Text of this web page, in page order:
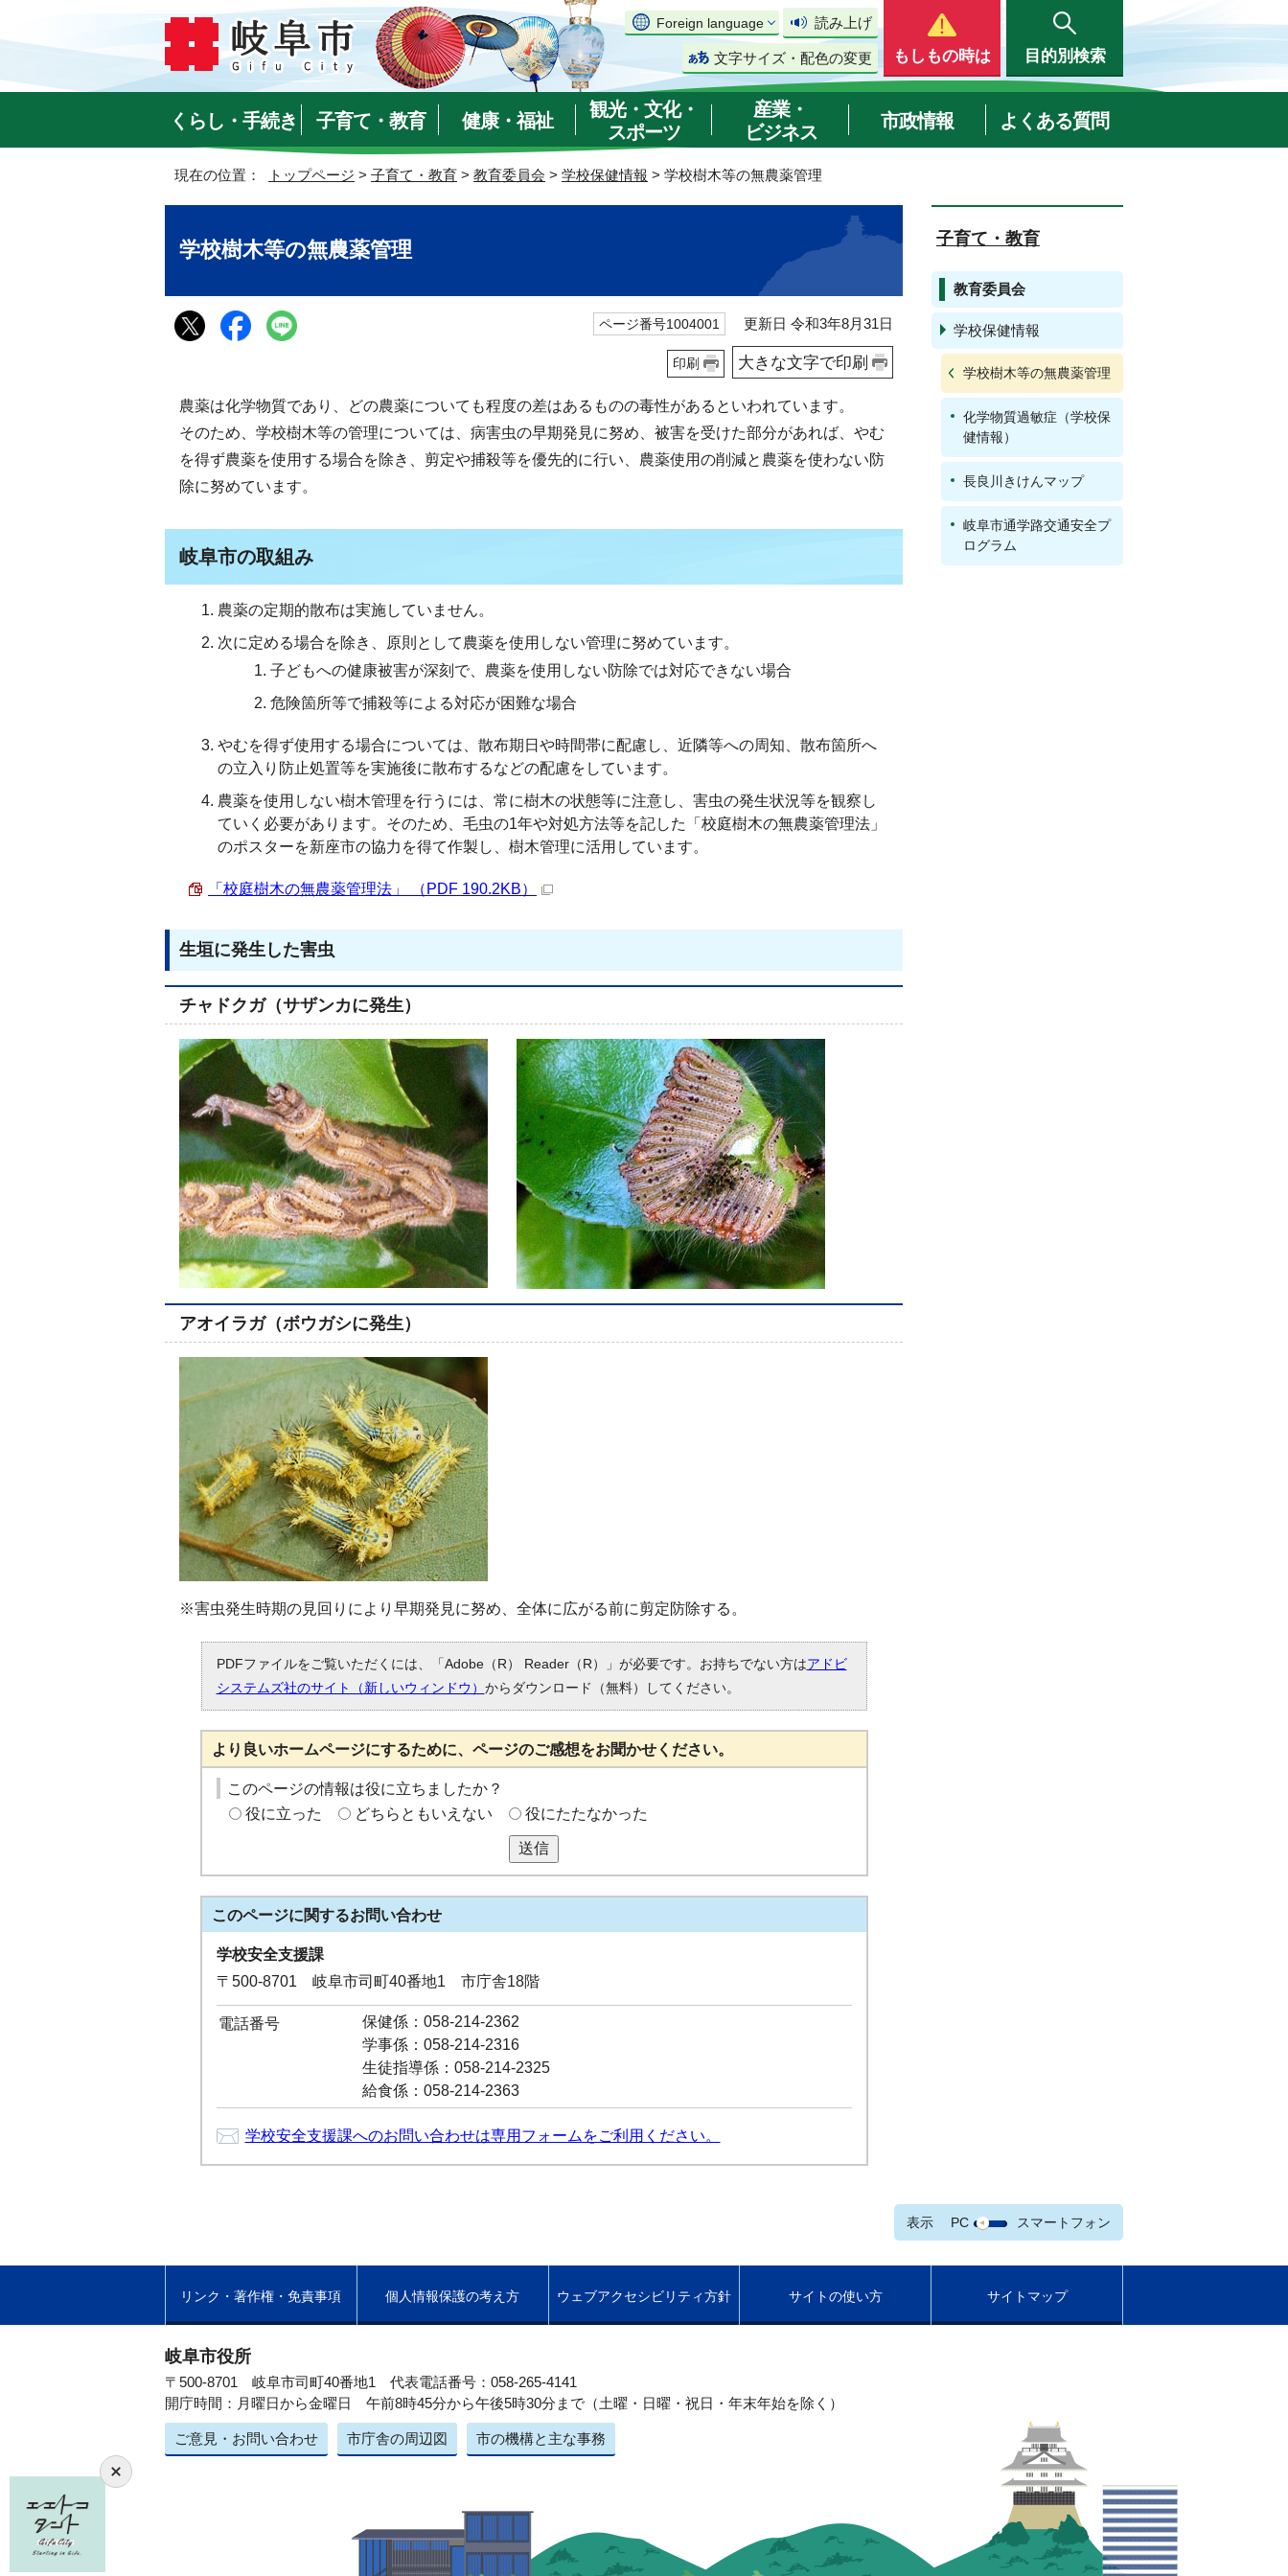
Foreign language 読み上げ
文字サイズ・配色の変更 もしもの時は 目的別検索
くらし・手続き 子育て・教育 健康・福祉
観光・文化・
スポーツ
産業・
ビジネス
市政情報 よくある質問
現在の位置： トップページ > 子育て・教育 > 教育委員会 > 学校保健情報 > 学校樹木等の無農薬管理
学校樹木等の無農薬管理
ページ番号1004001 更新日 令和3年8月31日
印刷 大きな文字で印刷
農薬は化学物質であり、どの農薬についても程度の差はあるものの毒性があるといわれています。
そのため、学校樹木等の管理については、病害虫の早期発見に努め、被害を受けた部分があれば、やむ
を得ず農薬を使用する場合を除き、剪定や捕殺等を優先的に行い、農薬使用の削減と農薬を使わない防
除に努めています。
岐阜市の取組み
農薬の定期的散布は実施していません。
次に定める場合を除き、原則として農薬を使用しない管理に努めています。
子どもへの健康被害が深刻で、農薬を使用しない防除では対応できない場合
危険箇所等で捕殺等による対応が困難な場合
やむを得ず使用する場合については、散布期日や時間帯に配慮し、近隣等への周知、散布箇所へ
の立入り防止処置等を実施後に散布するなどの配慮をしています。
農薬を使用しない樹木管理を行うには、常に樹木の状態等に注意し、害虫の発生状況等を観察し
ていく必要があります。そのため、毛虫の1年や対処方法等を記した「校庭樹木の無農薬管理法」
のポスターを新座市の協力を得て作製し、樹木管理に活用しています。
「校庭樹木の無農薬管理法」 （PDF 190.2KB）
生垣に発生した害虫
チャドクガ（サザンカに発生）
アオイラガ（ボウガシに発生）
※害虫発生時期の見回りにより早期発見に努め、全体に広がる前に剪定防除する。
PDFファイルをご覧いただくには、「Adobe（R） Reader（R）」が必要です。お持ちでない方はアドビ
システムズ社のサイト（新しいウィンドウ） からダウンロード（無料）してください。
より良いホームページにするために、ページのご感想をお聞かせください。
このページの情報は役に立ちましたか？
役に立った
どちらともいえない 役にたたなかった
送信
このページに関するお問い合わせ
学校安全支援課
〒500-8701 岐阜市司町40番地1 市庁舎18階
電話番号
保健係：058-214-2362
学事係：058-214-2316
生徒指導係：058-214-2325
給食係：058-214-2363
学校安全支援課へのお問い合わせは専用フォームをご利用ください。
子育て・教育
教育委員会
学校保健情報
学校樹木等の無農薬管理
化学物質過敏症（学校保
健情報）
長良川きけんマップ
岐阜市通学路交通安全プ
ログラム
表示 PC スマートフォン
リンク・著作権・免責事項 個人情報保護の考え方 ウェブアクセシビリティ方針 サイトの使い方 サイトマップ
岐阜市役所
〒500-8701 岐阜市司町40番地1 代表電話番号：058-265-4141
開庁時間：月曜日から金曜日 午前8時45分から午後5時30分まで（土曜・日曜・祝日・年末年始を除く）
ご意見・お問い合わせ 市庁舎の周辺図 市の機構と主な事務